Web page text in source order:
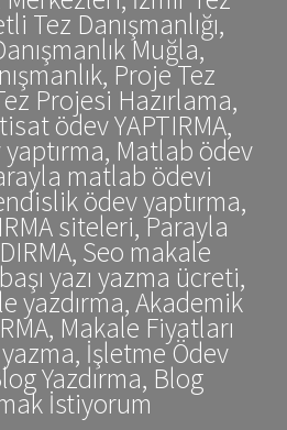
Tez Danışmanlığı,
Muğla,
Proje Tez
Projesi Hazırlama,
ödev YAPTIRMA,
Matlab ödev
matlab ödevi
ödev yaptırma,
siteleri, Parayla
Seo makale
yazı yazma ücreti,
yazdırma, Akademik
Makale Fiyatları
İşletme Ödev
Yazdırma, Blog
İstiyorum